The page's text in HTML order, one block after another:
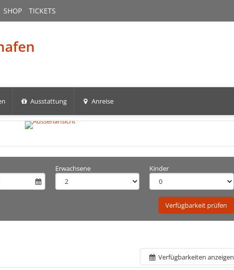
SHOP TICKETS
Ausstattung Anreise
Erwachsene Kinder
Verfügbarkeit prüfen
Verfügbarkeiten anzeigen